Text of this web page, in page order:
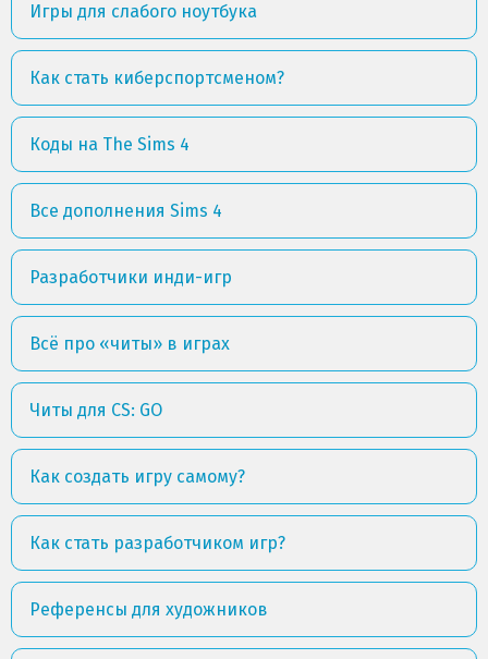
Игры для слабого ноутбука
Как стать киберспортсменом?
Коды на The Sims 4
Все дополнения Sims 4
Разработчики инди-игр
Всё про «читы» в играх
Читы для CS: GO
Как создать игру самому?
Как стать разработчиком игр?
Референсы для художников